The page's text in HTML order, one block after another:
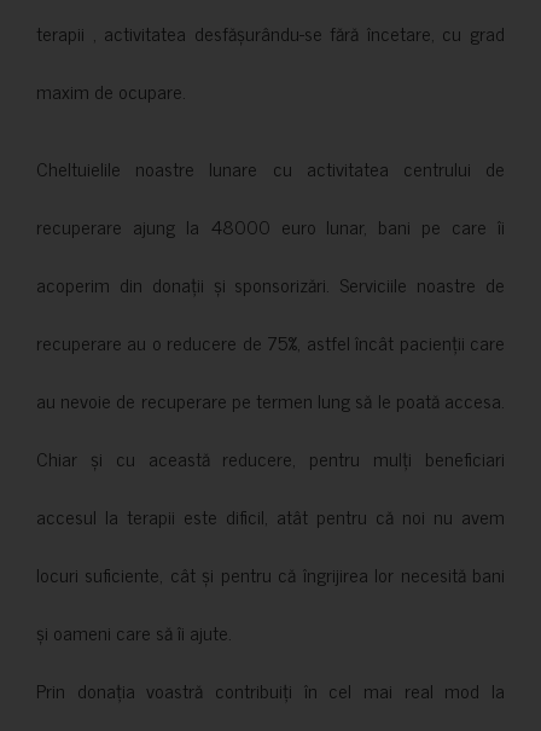
terapii , activitatea desfășurându-se fără încetare, cu grad
maxim de ocupare.
Cheltuielile noastre lunare cu activitatea centrului de
recuperare ajung la 48000 euro lunar, bani pe care îi
acoperim din donații și sponsorizări. Serviciile noastre de
recuperare au o reducere de 75%, astfel încât pacienții care
au nevoie de recuperare pe termen lung să le poată accesa.
Chiar și cu această reducere, pentru mulți beneficiari
accesul la terapii este dificil, atât pentru că noi nu avem
locuri suficiente, cât și pentru că îngrijirea lor necesită bani
și oameni care să îi ajute.
Prin donația voastră contribuiți în cel mai real mod la